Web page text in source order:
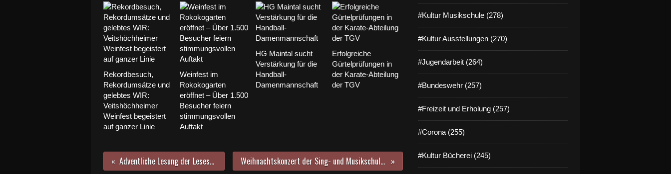
Rekordbesuch,
Rekordumsätze und
gelebtes WIR:
Veitshöchheimer
Weinfest begeistert
auf ganzer Linie
Weinfest im
Rokokogarten
eröffnet – Über 1.500
Besucher feiern
stimmungsvollen
Auftakt
HG Maintal sucht
Verstärkung für die
Handball-
Damenmannschaft
Erfolgreiche
Gürtelprüfungen in
der Karate-Abteilung
der TGV
Adventliche Lesung der Lesescouts des Gymnasiums in der Vituskirche Weihnachtskonzert der Sing- und Musikschule Veitshöchheim endlich wieder live am 16. Dezember 2022
#Kultur Musikschule (278)
#Kultur Ausstellungen (270)
#Jugendarbeit (264)
#Bundeswehr (257)
#Freizeit und Erholung (257)
#Corona (255)
#Kultur Bücherei (245)